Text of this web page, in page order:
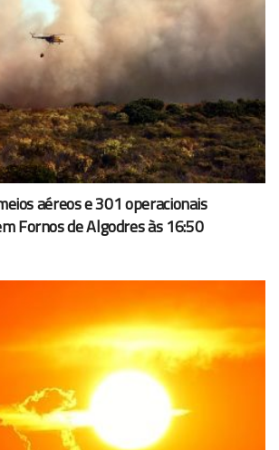
aéreos e 301 operacionais
Fornos de Algodres às 16:50